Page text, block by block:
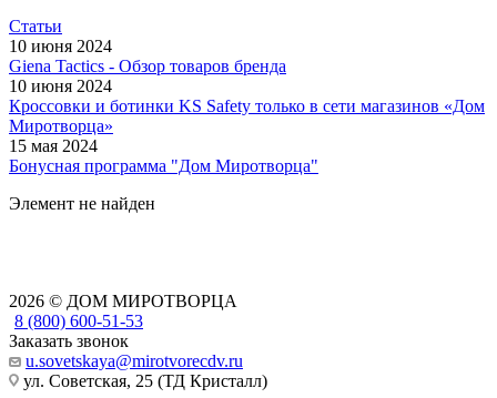
Статьи
10 июня 2024
Giena Tactics - Обзор товаров бренда
10 июня 2024
Кроссовки и ботинки KS Safety только в сети магазинов «Дом
Миротворца»
15 мая 2024
Бонусная программа "Дом Миротворца"
Элемент не найден
2026 © ДОМ МИРОТВОРЦА
8 (800) 600-51-53
Заказать звонок
u.sovetskaya@mirotvorecdv.ru
ул. Советская, 25 (ТД Кристалл)